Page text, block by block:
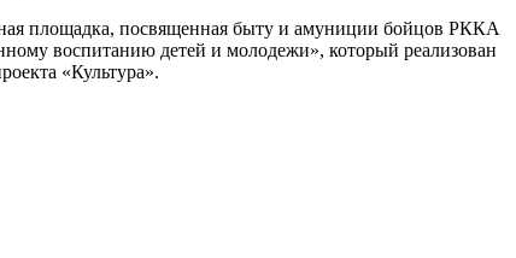
площадка, посвященная быту и амуниции бойцов РККА
воспитанию детей и молодежи», который реализован
«Культура».